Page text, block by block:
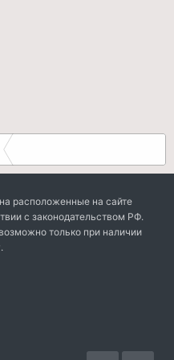
расположенные на сайте
с законодательством РФ.
только при наличии